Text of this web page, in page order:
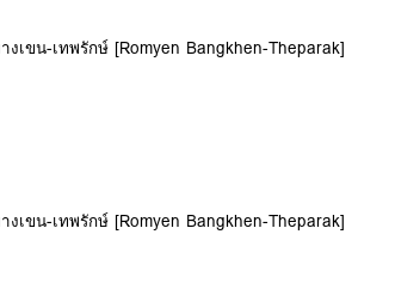
เขน-เทพรักษ์ [Romyen Bangkhen-Theparak]
เขน-เทพรักษ์ [Romyen Bangkhen-Theparak]